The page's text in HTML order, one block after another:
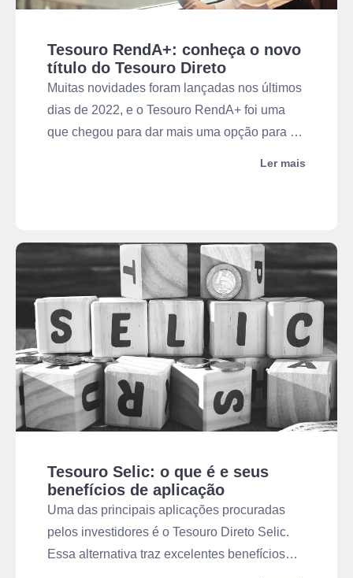
Tesouro RendA+: conheça o novo
título do Tesouro Direto
Muitas novidades foram lançadas nos últimos
dias de 2022, e o Tesouro RendA+ foi uma
que chegou para dar mais uma opção para o
Ler mais
Tesouro Selic: o que é e seus
benefícios de aplicação
Uma das principais aplicações procuradas
pelos investidores é o Tesouro Direto Selic.
Essa alternativa traz excelentes benefícios